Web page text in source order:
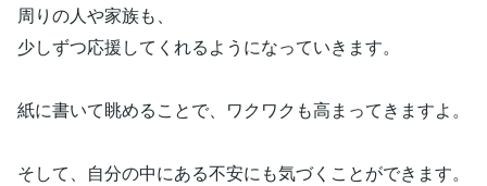
周りの人や家族も、
少しずつ応援してくれるようになっていきます。
紙に書いて眺めることで、ワクワクも高まってきますよ。
そして、自分の中にある不安にも気づくことができます。